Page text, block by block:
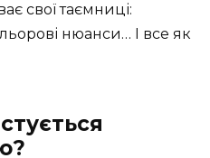
свої таємниці:
нюанси… І все як